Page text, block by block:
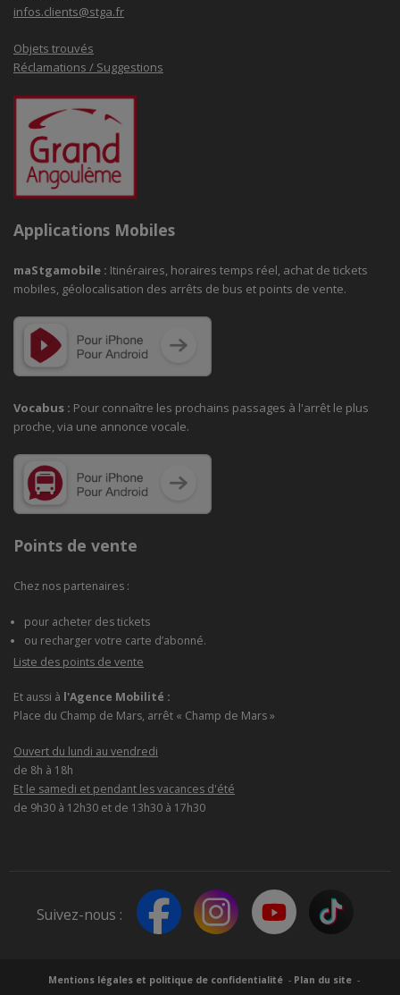
infos.clients@stga.fr
Objets trouvés
Réclamations / Suggestions
Applications Mobiles
maStgamobile : Itinéraires, horaires temps réel, achat de tickets
mobiles, géolocalisation des arrêts de bus et points de vente.
Vocabus : Pour connaître les prochains passages à l'arrêt le plus
proche, via une annonce vocale.
Points de vente
Chez nos partenaires :
pour acheter des tickets
ou recharger votre carte d’abonné.
Liste des points de vente
Et aussi à l'Agence Mobilité :
Place du Champ de Mars, arrêt « Champ de Mars »
Ouvert du lundi au vendredi
de 8h à 18h
Et le samedi et pendant les vacances d'été
de 9h30 à 12h30 et de 13h30 à 17h30
Suivez-nous :
Mentions légales et politique de confidentialité Plan du site